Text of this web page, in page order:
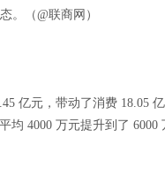
。（@联商网）
亿元，带动了消费 18.05
4000 万元提升到了